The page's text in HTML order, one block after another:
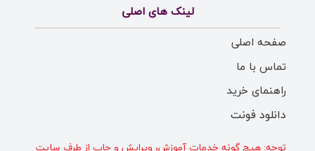
لینک های اصلی
صفحه اصلی
تماس با ما
راهنمای خرید
دانلود فونت
توجه: هیچ گونه خدمات آموزش، ویرایش و چاپ از طرف سایت